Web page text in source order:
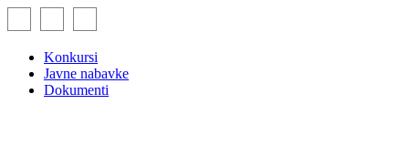
to
Konkursi
Javne nabavke
Dokumenti